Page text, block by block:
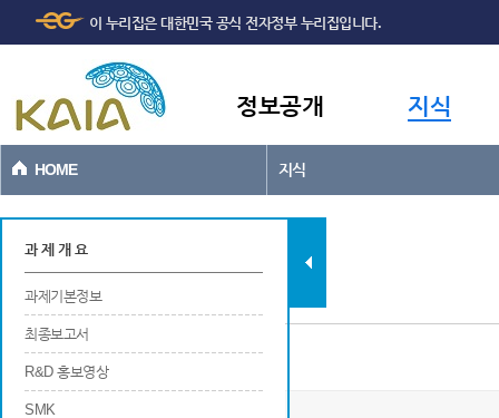
본문바로가기
이 누리집은 대한민국 공식 전자정부 누리집입니다.
정보공개 지식
HOME 지식
과제현황
과 제 개 요
과제기본정보
최종보고서
R&D 홍보영상
SMK
국내외 학술회의 발표